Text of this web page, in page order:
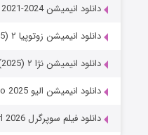
دانلود انیمیشن Star Wars: The Bad Batch 2021-2024
دانلود انیمیشن زوتوپیا ۲ Zootopia 2 (2025)
دانلود انیمیشن نژا ۲ Ne Zha 2 (2025)
دانلود انیمیشن الیو Elio 2025
دانلود فیلم سوپرگرل Supergirl 2026